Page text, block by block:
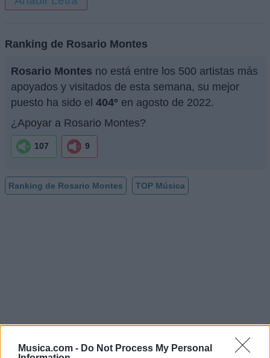
Musica.com - Do Not Process My Personal
Ranking de Rosario Montes
Rosario Montes no está entre los 500 artistas más
apoyados y visitados de esta semana, su mejor
puesto ha sido el 404º en agosto de 2022.
¿Apoyar a Rosario Montes?
107 9
Ranking de Rosario Montes TOP Música